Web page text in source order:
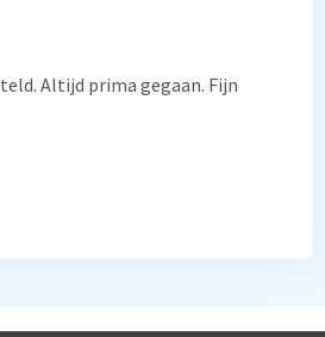
Altijd prima gegaan. Fijn